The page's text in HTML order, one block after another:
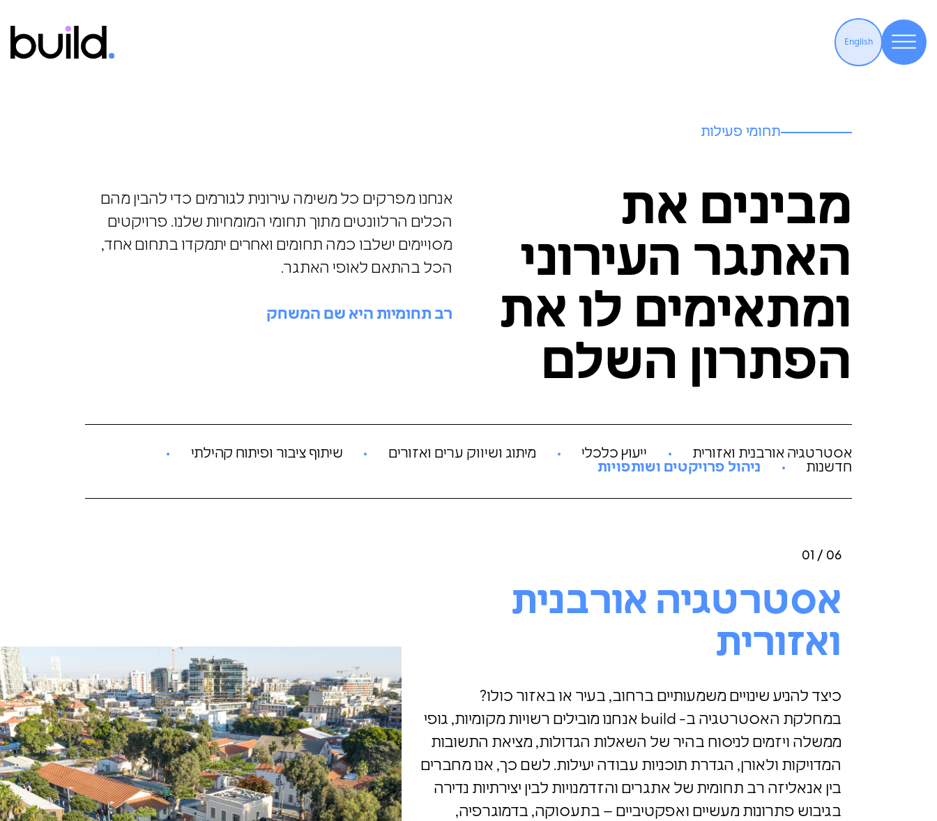
English
תחומי פעילות
מבינים את
האתגר העירוני
ומתאימים לו את
הפתרון השלם
אנחנו מפרקים כל משימה עירונית לגורמים כדי להבין מהם
הכלים הרלוונטים מתוך תחומי המומחיות שלנו. פרויקטים
מסויימים ישלבו כמה תחומים ואחרים יתמקדו בתחום אחד,
הכל בהתאם לאופי האתגר.
רב תחומיות היא שם המשחק
אסטרטגיה אורבנית ואזורית ייעוץ כלכלי מיתוג ושיווק ערים ואזורים
שיתוף ציבור ופיתוח קהילתי
חדשנות
ניהול פרויקטים ושותפויות
01 / 06
אסטרטגיה אורבנית
ואזורית
כיצד להניע שינויים משמעותיים ברחוב, בעיר או באזור כולו?
במחלקת האסטרטגיה ב- build אנחנו מובילים רשויות מקומיות, גופי
ממשלה ויזמים לניסוח בהיר של השאלות הגדולות, מציאת התשובות
המדויקות ולאורן, הגדרת תוכניות עבודה יעילות. לשם כך, אנו מחברים
בין אנאליזה רב תחומית של אתגרים והזדמנויות לבין יצירתיות נדירה
בגיבוש פתרונות מעשיים ואפקטיביים – בתעסוקה, בדמוגרפיה,